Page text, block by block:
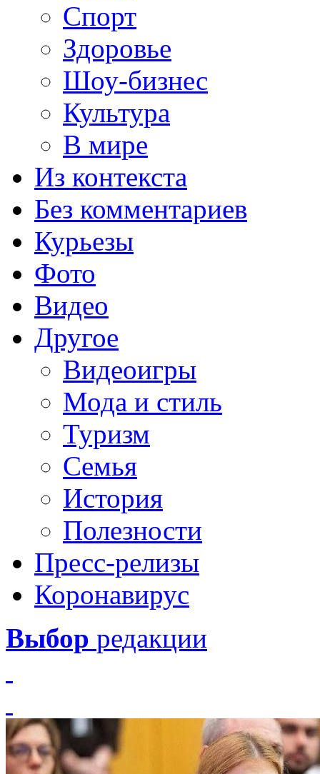
Спорт
Здоровье
Шоу-бизнес
Культура
В мире
Из контекста
Без комментариев
Курьезы
Фото
Видео
Другое
Видеоигры
Мода и стиль
Туризм
Семья
История
Полезности
Пресс-релизы
Коронавирус
Выбор редакции